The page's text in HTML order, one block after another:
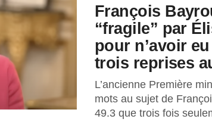
François
“fragile” par
pour n’avoir
trois reprises
L’ancienne Première
mots au sujet de
49.3 que trois fois